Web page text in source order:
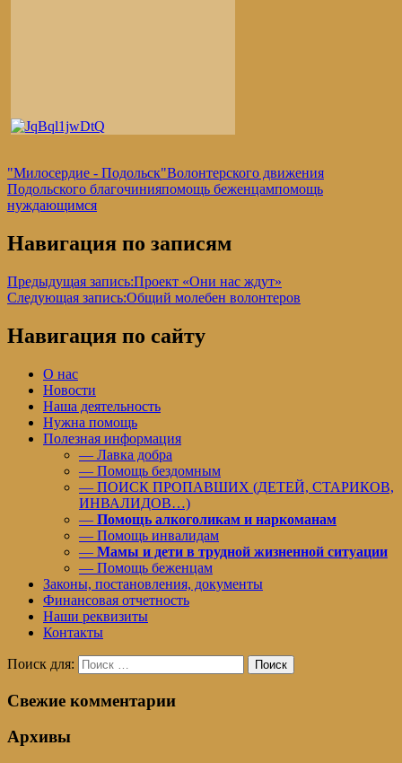
"Милосердие - Подольск"Волонтерского движения
Подольского благочинияпомощь беженцампомощь
нуждающимся
Навигация по записям
Предыдущая запись:Проект «Они нас ждут»
Следующая запись:Общий молебен волонтеров
Навигация по сайту
О нас
Новости
Наша деятельность
Нужна помощь
Полезная информация
— Лавка добра
— Помощь бездомным
— ПОИСК ПРОПАВШИХ (ДЕТЕЙ, СТАРИКОВ,
ИНВАЛИДОВ…)
— Помощь алкоголикам и наркоманам
— Помощь инвалидам
— Мамы и дети в трудной жизненной ситуации
— Помощь беженцам
Законы, постановления, документы
Финансовая отчетность
Наши реквизиты
Контакты
Поиск для: Поиск
Свежие комментарии
Архивы